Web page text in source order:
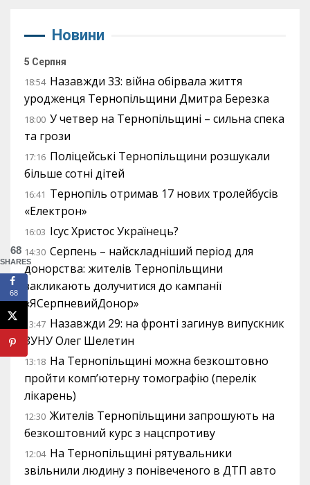
Новини
5 Серпня
18:54 Назавжди 33: війна обірвала життя
уродженця Тернопільщини Дмитра Березка
18:00 У четвер на Тернопільщині – сильна спека
та грози
17:16 Поліцейські Тернопільщини розшукали
більше сотні дітей
16:41 Тернопіль отримав 17 нових тролейбусів
«Електрон»
16:03 Ісус Христос Українець?
14:30 Серпень – найскладніший період для
донорства: жителів Тернопільщини
закликають долучитися до кампанії
«ЯСерпневийДонор»
13:47 Назавжди 29: на фронті загинув випускник
ЗУНУ Олег Шелетин
13:18 На Тернопільщині можна безкоштовно
пройти комп’ютерну томографію (перелік
лікарень)
12:30 Жителів Тернопільщини запрошують на
безкоштовний курс з нацспротиву
12:04 На Тернопільщині рятувальники
звільнили людину з понівеченого в ДТП авто
68
SHARES
68